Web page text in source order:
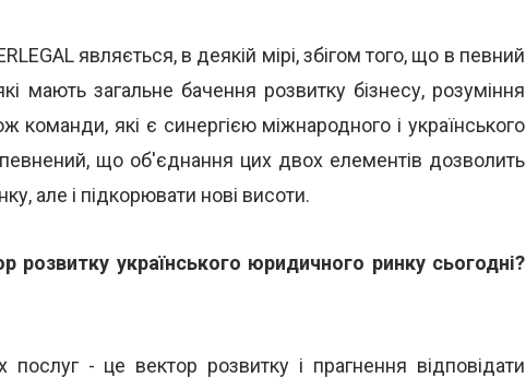
являється, в деякій мірі, збігом того, що в певний
мають загальне бачення розвитку бізнесу, розуміння
команди, які є синергією міжнародного і українського
що об'єднання цих двох елементів дозволить
але і підкорювати нові висоти.
українського юридичного ринку сьогодні?
- це вектор розвитку і прагнення відповідати